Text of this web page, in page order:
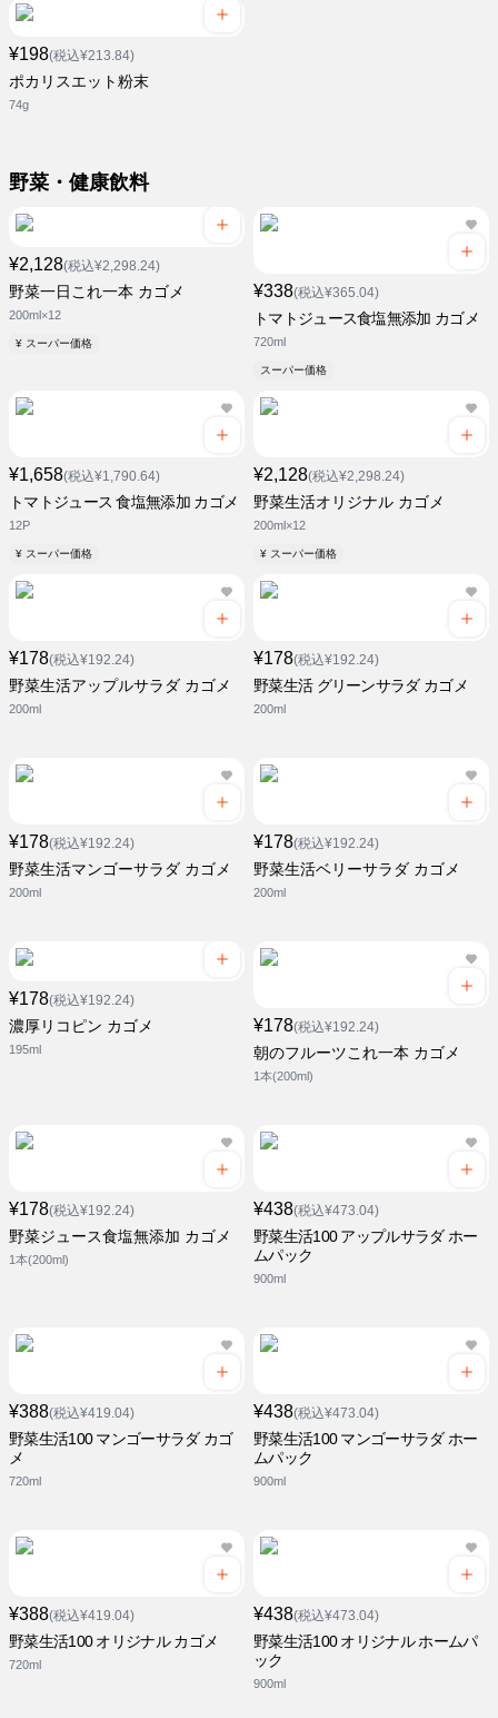
¥198(税込¥213.84)
ポカリスエット粉末
74g
野菜・健康飲料
¥2,128(税込¥2,298.24)
野菜一日これ一本 カゴメ
200ml×12
¥ スーパー価格
¥338(税込¥365.04)
トマトジュース食塩無添加 カゴメ
720ml
スーパー価格
¥1,658(税込¥1,790.64)
トマトジュース 食塩無添加 カゴメ
12P
¥ スーパー価格
¥2,128(税込¥2,298.24)
野菜生活オリジナル カゴメ
200ml×12
¥ スーパー価格
¥178(税込¥192.24)
野菜生活アップルサラダ カゴメ
200ml
¥178(税込¥192.24)
野菜生活 グリーンサラダ カゴメ
200ml
¥178(税込¥192.24)
野菜生活マンゴーサラダ カゴメ
200ml
¥178(税込¥192.24)
野菜生活ベリーサラダ カゴメ
200ml
¥178(税込¥192.24)
濃厚リコピン カゴメ
195ml
¥178(税込¥192.24)
朝のフルーツこれ一本 カゴメ
1本(200ml)
¥178(税込¥192.24)
野菜ジュース食塩無添加 カゴメ
1本(200ml)
¥438(税込¥473.04)
野菜生活100 アップルサラダ ホー
ムパック
900ml
¥388(税込¥419.04)
野菜生活100 マンゴーサラダ カゴ
メ
720ml
¥438(税込¥473.04)
野菜生活100 マンゴーサラダ ホー
ムパック
900ml
¥388(税込¥419.04)
野菜生活100 オリジナル カゴメ
720ml
¥438(税込¥473.04)
野菜生活100 オリジナル ホームパ
ック
900ml